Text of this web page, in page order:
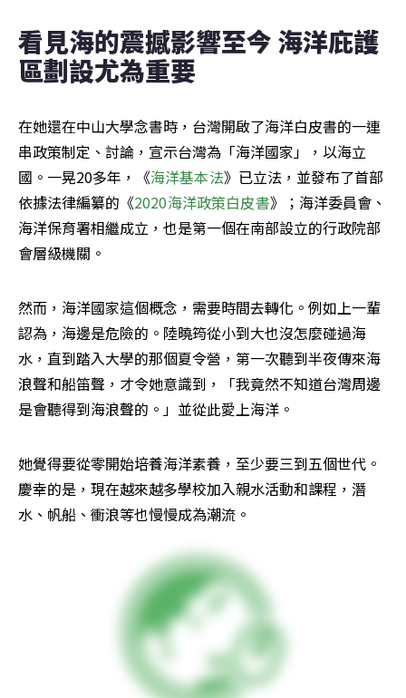
看見海的震撼影響至今 海洋庇護
區劃設尤為重要
在她還在中山大學念書時，台灣開啟了海洋白皮書的一連
串政策制定、討論，宣示台灣為「海洋國家」，以海立
國。一晃20多年，《海洋基本法》已立法，並發布了首部
依據法律編纂的《2020海洋政策白皮書》；海洋委員會、
海洋保育署相繼成立，也是第一個在南部設立的行政院部
會層級機關。
然而，海洋國家這個概念，需要時間去轉化。例如上一輩
認為，海邊是危險的。陸曉筠從小到大也沒怎麼碰過海
水，直到踏入大學的那個夏令營，第一次聽到半夜傳來海
浪聲和船笛聲，才令她意識到，「我竟然不知道台灣周邊
是會聽得到海浪聲的。」並從此愛上海洋。
她覺得要從零開始培養海洋素養，至少要三到五個世代。
慶幸的是，現在越來越多學校加入親水活動和課程，潛
水、帆船、衝浪等也慢慢成為潮流。